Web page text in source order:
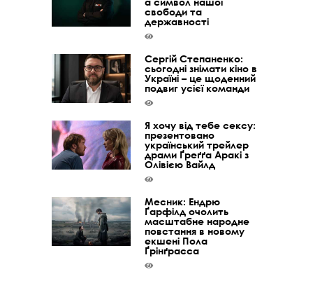
свободи та
державності
Сергій Степаненко:
сьогодні знімати кіно в
Україні – це щоденний
подвиг усієї команди
Я хочу від тебе сексу:
презентовано
український трейлер
драми Ґреґґа Аракі з
Олівією Вайлд
Месник: Ендрю
Ґарфілд очолить
масштабне народне
повстання в новому
екшені Пола
Ґрінґрасса